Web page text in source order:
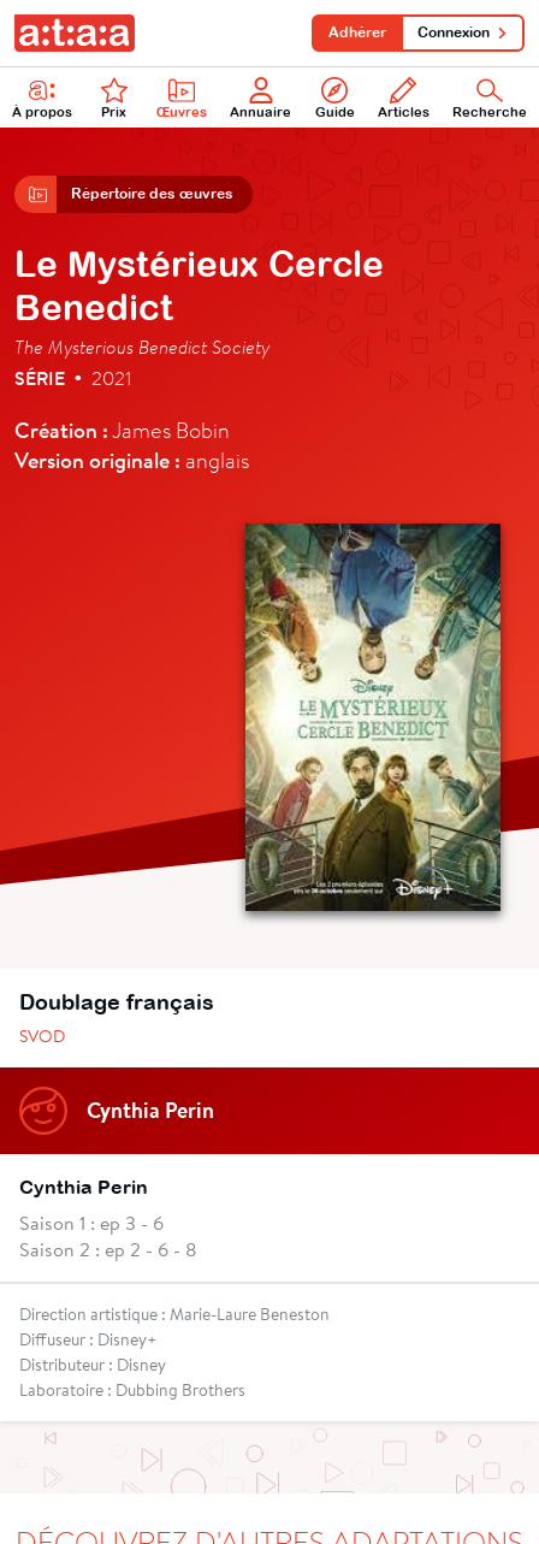
À propos Prix Œuvres Annuaire Guide Articles Recherche
Adhérer Connexion
Répertoire des œuvres
Le Mystérieux Cercle
Benedict
The Mysterious Benedict Society
SÉRIE • 2021
Création :James Bobin
Version originale : anglais
Doublage français
SVOD
Cynthia Perin
Cynthia Perin
Saison 1 : ep 3 - 6
Saison 2 : ep 2 - 6 - 8
Direction artistique : Marie-Laure Beneston
Diffuseur : Disney+
Distributeur : Disney
Laboratoire : Dubbing Brothers